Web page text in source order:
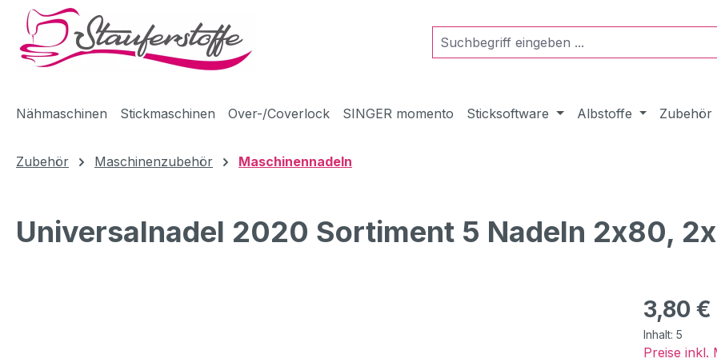
Hauptinhalt springen
Zur Suche springen
Zur Hauptnavigation springen
Nähmaschinen Stickmaschinen Over-/Coverlock SINGER momento Sticksoftware Albstoffe Zubehör
Zubehör Maschinenzubehör Maschinennadeln
Universalnadel 2020 Sortiment 5 Nadeln 2x80,
Regulärer
3,80 €
Inhalt: 5
Preise inkl.